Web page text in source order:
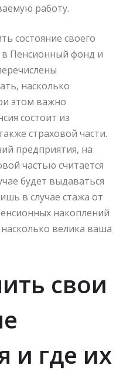
работу.
состояние своего
в Пенсионный фонд и
насколько
этом важно
состоит из
страховой части.
предприятия, на
частью считается
будет выдаваться
в случае стажа от
накоплений
велика ваша
свои
и где их